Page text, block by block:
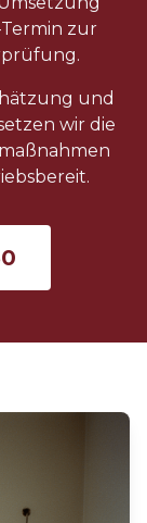
zur
und
wir die